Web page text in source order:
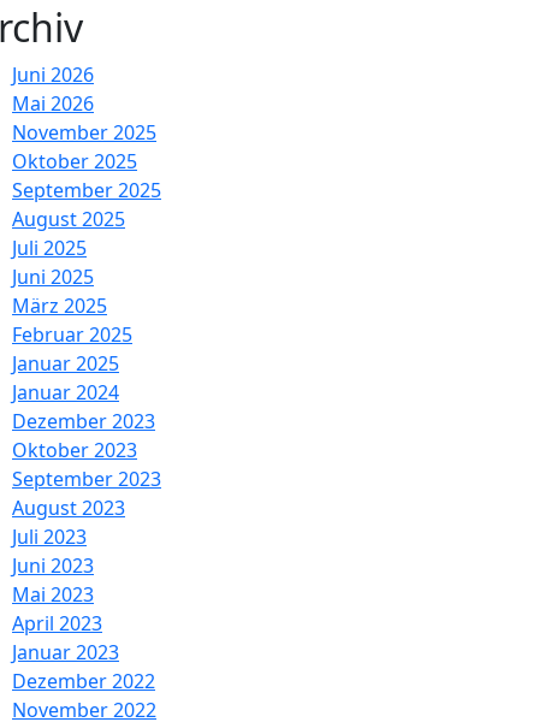
Juni 2026
Mai 2026
November 2025
Oktober 2025
September 2025
August 2025
Juli 2025
Juni 2025
März 2025
Februar 2025
Januar 2025
Januar 2024
Dezember 2023
Oktober 2023
September 2023
August 2023
Juli 2023
Juni 2023
Mai 2023
April 2023
Januar 2023
Dezember 2022
November 2022